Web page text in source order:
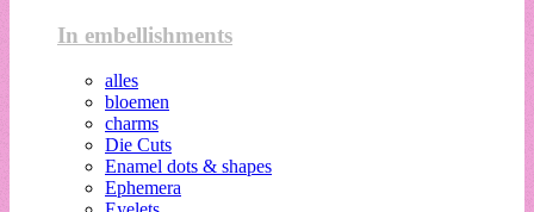
In embellishments
alles
bloemen
charms
Die Cuts
Enamel dots & shapes
Ephemera